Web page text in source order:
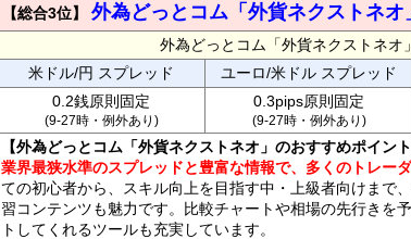
【総合3位】 外為どっとコム「外貨ネクストネオ
外為どっとコム「外貨ネクストネオ
米ドル/円 スプレッド
ユーロ/米ドル スプレッド
0.2銭原則固定
(9-27時・例外あり)
0.3pips原則固定
(9-27時・例外あり)
【外為どっとコム「外貨ネクストネオ」のおすすめポイント
業界最狭水準のスプレッドと豊富な情報で、多くのトレー
ての初心者から、スキル向上を目指す中・上級者向けまで
習コンテンツも魅力です。比較チャートや相場の先行きを
トしてくれるツールも充実しています。